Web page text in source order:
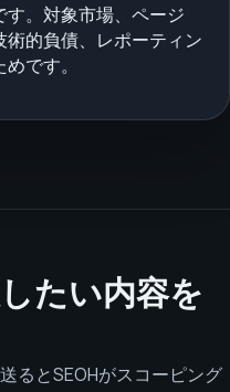
。対象市場、ページ
的負債、レポーティン
です。
たい内容を
るとSEOHがスコーピング